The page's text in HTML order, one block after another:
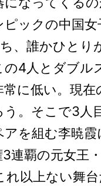
ックの中国女
、誰かひとり
の4人とダブル
常に低い。現
う。そこで3人
アを組む李暁
連覇の元女王
れ以上ない舞